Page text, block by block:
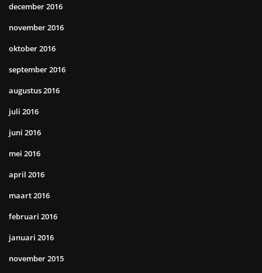
december 2016
november 2016
oktober 2016
september 2016
augustus 2016
juli 2016
juni 2016
mei 2016
april 2016
maart 2016
februari 2016
januari 2016
november 2015